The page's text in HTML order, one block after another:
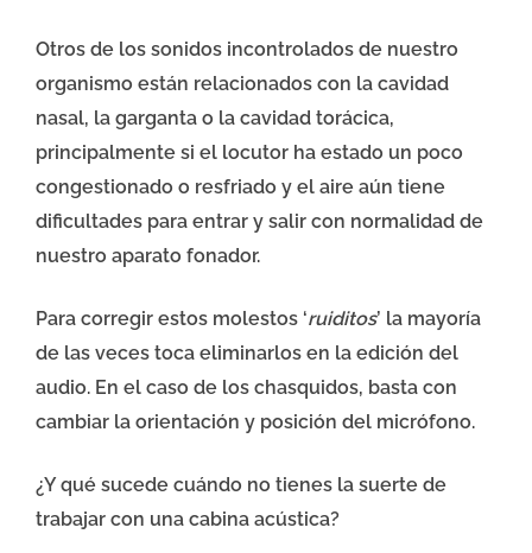
Otros de los sonidos incontrolados de nuestro
organismo están relacionados con la cavidad
nasal, la garganta o la cavidad torácica,
principalmente si el locutor ha estado un poco
congestionado o resfriado y el aire aún tiene
dificultades para entrar y salir con normalidad de
nuestro aparato fonador.
Para corregir estos molestos ‘ruiditos’ la mayoría
de las veces toca eliminarlos en la edición del
audio. En el caso de los chasquidos, basta con
cambiar la orientación y posición del micrófono.
¿Y qué sucede cuándo no tienes la suerte de
trabajar con una cabina acústica?